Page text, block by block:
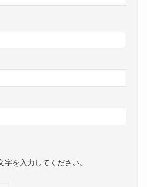
字を入力してください。